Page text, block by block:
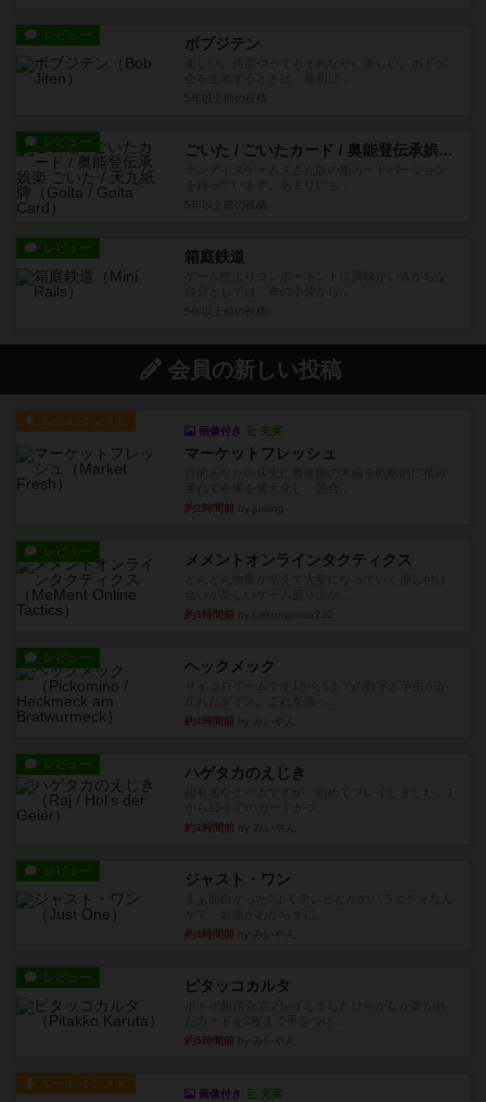
レビュー ボブジテン
レビュー ごいた / ごいたカード / 奥能登伝承娯楽 ごいた / 天九紙牌
レビュー 箱庭鉄道
会員の新しい投稿
ルール/インスト
画像付き 充実
マーケットフレッシュ
約2時間前
レビュー メメントオンラインタクティクス
約3時間前
レビュー ヘックメック
約4時間前
レビュー ハゲタカのえじき
約4時間前
レビュー ジャスト・ワン
約4時間前
レビュー ピタッコカルタ
約5時間前
ルール/インスト
画像付き 充実